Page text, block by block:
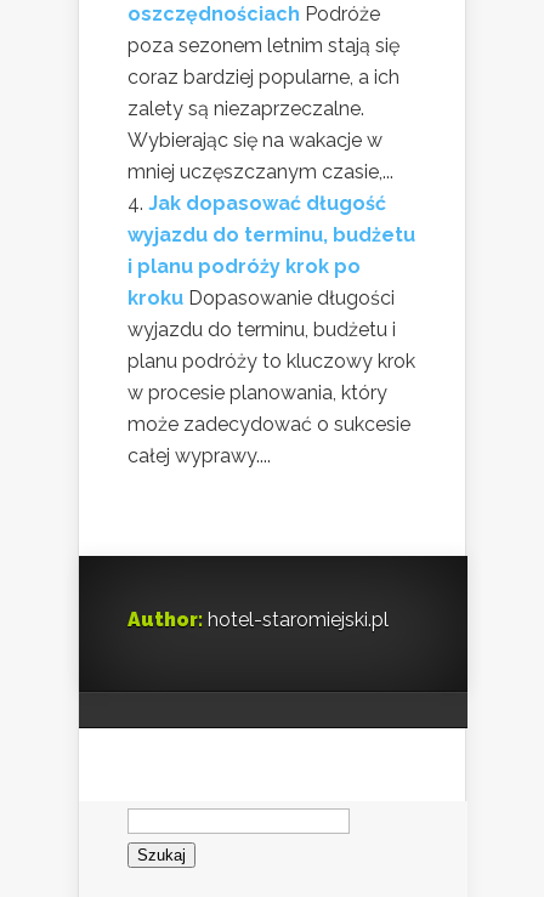
oszczędnościach Podróże
poza sezonem letnim stają się
coraz bardziej popularne, a ich
zalety są niezaprzeczalne.
Wybierając się na wakacje w
mniej uczęszczanym czasie,...
Jak dopasować długość
wyjazdu do terminu, budżetu
i planu podróży krok po
kroku Dopasowanie długości
wyjazdu do terminu, budżetu i
planu podróży to kluczowy krok
w procesie planowania, który
może zadecydować o sukcesie
całej wyprawy....
Author: hotel-staromiejski.pl
Szukaj: